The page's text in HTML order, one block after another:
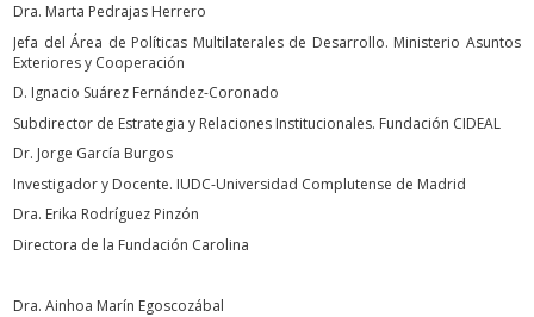
Dra. Marta Pedrajas Herrero
Jefa del Área de Políticas Multilaterales de Desarrollo. Ministerio Asuntos
Exteriores y Cooperación
D. Ignacio Suárez Fernández-Coronado
Subdirector de Estrategia y Relaciones Institucionales. Fundación CIDEAL
Dr. Jorge García Burgos
Investigador y Docente. IUDC-Universidad Complutense de Madrid
Dra. Erika Rodríguez Pinzón
Directora de la Fundación Carolina
Dra. Ainhoa Marín Egoscozábal